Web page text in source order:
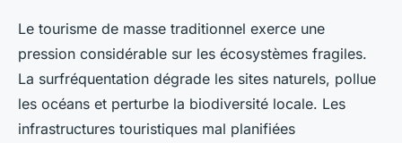
Le tourisme de masse traditionnel exerce une
pression considérable sur les écosystèmes fragiles.
La surfréquentation dégrade les sites naturels, pollue
les océans et perturbe la biodiversité locale. Les
infrastructures touristiques mal planifiées